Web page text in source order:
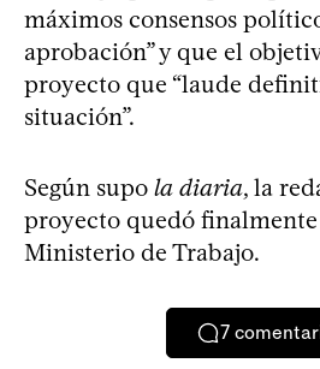
máximos consensos
aprobación” y que el
proyecto que “laude
situación”.
Según supo la diaria, la
proyecto quedó finalmente
Ministerio de Trabajo.
7